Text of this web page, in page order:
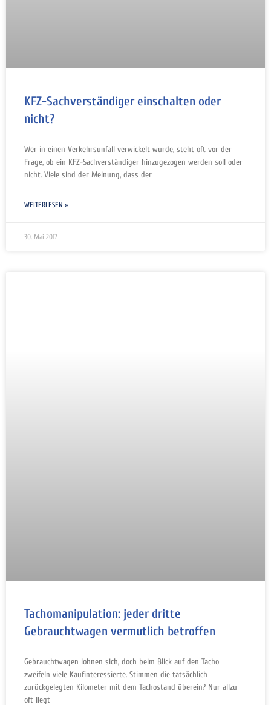
KFZ-Sachverständiger einschalten oder
nicht?
Wer in einen Verkehrsunfall verwickelt wurde, steht oft vor der
Frage, ob ein KFZ-Sachverständiger hinzugezogen werden soll oder
nicht. Viele sind der Meinung, dass der
WEITERLESEN »
30. Mai 2017
Tachomanipulation: jeder dritte
Gebrauchtwagen vermutlich betroffen
Gebrauchtwagen lohnen sich, doch beim Blick auf den Tacho
zweifeln viele Kaufinteressierte. Stimmen die tatsächlich
zurückgelegten Kilometer mit dem Tachostand überein? Nur allzu
oft liegt